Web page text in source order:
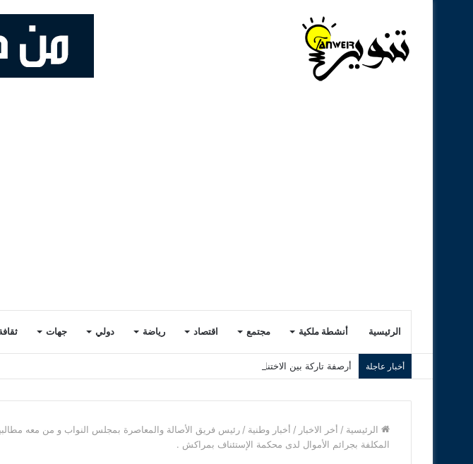
الرئيسية أنشطة ملكية مجتمع اقتصاد رياضة دولي جهات
أخبار عاجلة أرصفة تاركة بين الاختناق وسوء التهيئة.. هل فقد الراجل حقه في التنقل الآمن؟
الرئيسية / أخر الاخبار / أخبار وطنية / رئيس فريق الأصالة والمعاصرة بمجلس النواب و من معه مطالبين
المكلفة بجرائم الأموال لدى محكمة الإستئناف بمراكش .